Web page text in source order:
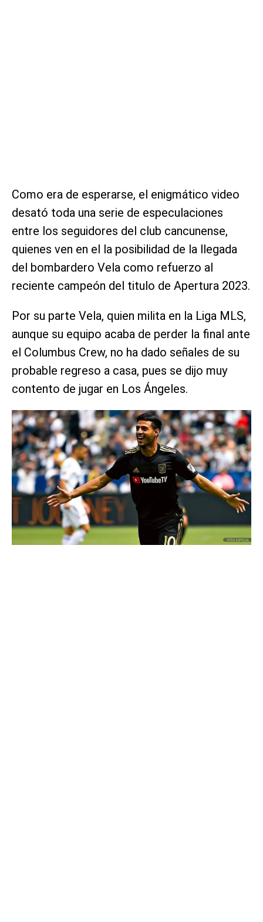
Como era de esperarse, el enigmático video
desató toda una serie de especulaciones
entre los seguidores del club cancunense,
quienes ven en el la posibilidad de la llegada
del bombardero Vela como refuerzo al
reciente campeón del titulo de Apertura 2023.
Por su parte Vela, quien milita en la Liga MLS,
aunque su equipo acaba de perder la final ante
el Columbus Crew, no ha dado señales de su
probable regreso a casa, pues se dijo muy
contento de jugar en Los Ángeles.